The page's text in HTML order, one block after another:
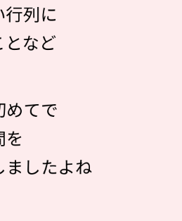
列に
など
めてで
を
したよね